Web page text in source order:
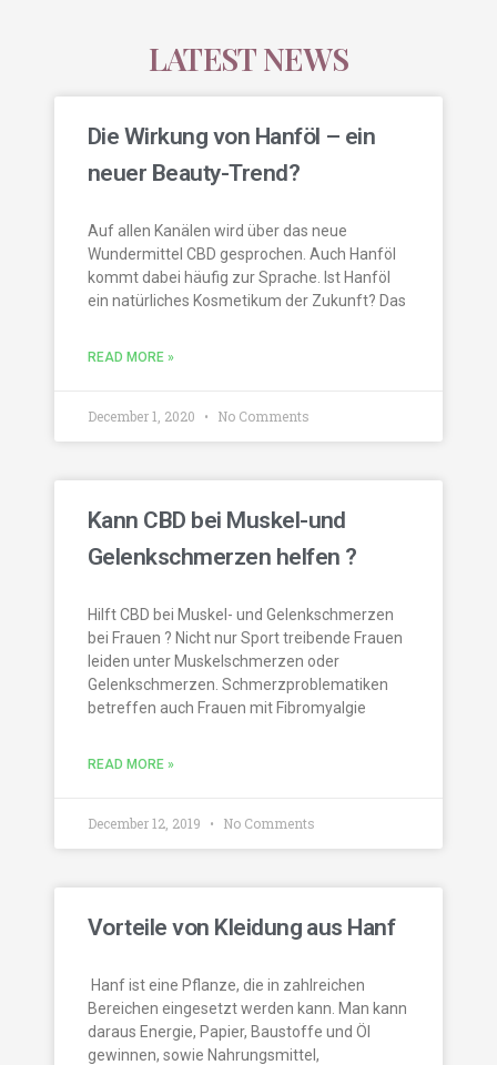
LATEST NEWS
Die Wirkung von Hanföl – ein
neuer Beauty-Trend?
Auf allen Kanälen wird über das neue
Wundermittel CBD gesprochen. Auch Hanföl
kommt dabei häufig zur Sprache. Ist Hanföl
ein natürliches Kosmetikum der Zukunft? Das
READ MORE »
December 1, 2020 No Comments
Kann CBD bei Muskel-und
Gelenkschmerzen helfen ?
Hilft CBD bei Muskel- und Gelenkschmerzen
bei Frauen ? Nicht nur Sport treibende Frauen
leiden unter Muskelschmerzen oder
Gelenkschmerzen. Schmerzproblematiken
betreffen auch Frauen mit Fibromyalgie
READ MORE »
December 12, 2019 No Comments
Vorteile von Kleidung aus Hanf
Hanf ist eine Pflanze, die in zahlreichen
Bereichen eingesetzt werden kann. Man kann
daraus Energie, Papier, Baustoffe und Öl
gewinnen, sowie Nahrungsmittel,